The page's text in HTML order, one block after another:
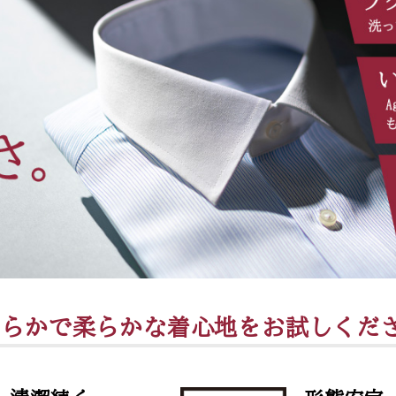
かで柔らかな着心地をお試しくだ